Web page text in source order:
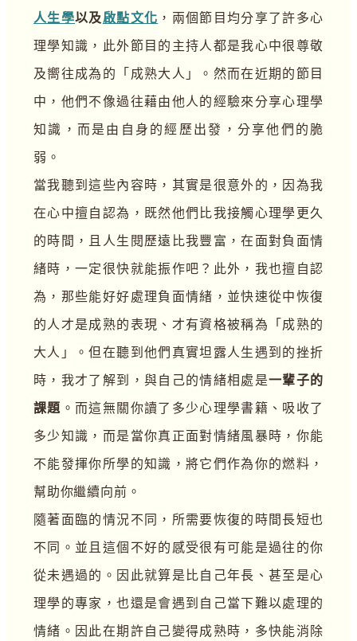
人生學以及啟點文化 ，兩個節目均分享了許多心
理學知識，此外節目的主持人都是我心中很尊敬
及嚮往成為的「成熟大人」。然而在近期的節目
中，他們不像過往藉由他人的經驗來分享心理學
知識，而是由自身的經歷出發，分享他們的脆
弱。
當我聽到這些內容時，其實是很意外的，因為我
在心中擅自認為，既然他們比我接觸心理學更久
的時間，且人生閱歷遠比我豐富，在面對負面情
緒時，一定很快就能振作吧？此外，我也擅自認
為，那些能好好處理負面情緒，並快速從中恢復
的人才是成熟的表現、才有資格被稱為「成熟的
大人」。但在聽到他們真實坦露人生遇到的挫折
時，我才了解到，與自己的情緒相處是一輩子的
課題 。而這無關你讀了多少心理學書籍、吸收了
多少知識，而是當你真正面對情緒風暴時，你能
不能發揮你所學的知識，將它們作為你的燃料，
幫助你繼續向前。
隨著面臨的情況不同，所需要恢復的時間長短也
不同。並且這個不好的感受很有可能是過往的你
從未遇過的。因此就算是比自己年長、甚至是心
理學的專家，也還是會遇到自己當下難以處理的
情緒。因此在期許自己變得成熟時，多快能消除